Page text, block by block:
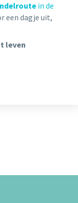
in de
een dagje uit,
leven